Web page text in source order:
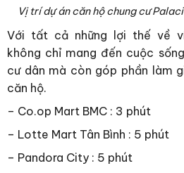
Vị trí dự án căn hộ chung cư
Với tất cả những lợi thế về
không chỉ mang đến cuộc
cư dân mà còn góp phần làm
căn hộ.
– Co.op Mart BMC : 3 phút
– Lotte Mart Tân Bình : 5 phút
– Pandora City : 5 phút